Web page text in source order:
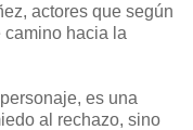
actores que según
camino hacia la
es una
al rechazo, sino